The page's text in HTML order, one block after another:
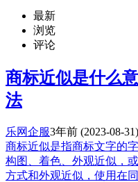
最新
浏览
评论
商标近似是什么
法
乐网企服3年前 (2023-08-31)
商标近似是指商标文字的
构图、着色、外观近似，
方式和外观近似，使用在